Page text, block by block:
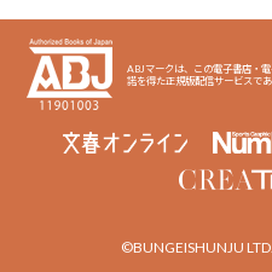
ABJマークは、この電子書店・
諾を得た正規版配信サービスで
©BUNGEISHUNJU